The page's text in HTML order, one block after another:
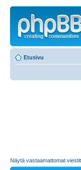
Etusivu
Näytä vastaamattomat viestit